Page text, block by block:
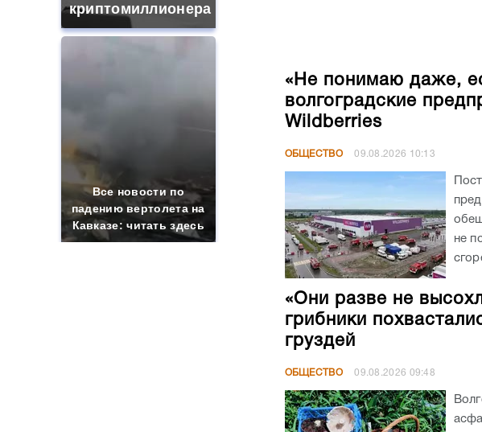
криптомиллионера
Все новости по
падению вертолета на
Кавказе: читать здесь
«Не понимаю даже,
волгоградские
Wildberries
ОБЩЕСТВО 09.08.2026 10:13
не
«Они разве не
грибники
груздей
ОБЩЕСТВО 09.08.2026 09:48